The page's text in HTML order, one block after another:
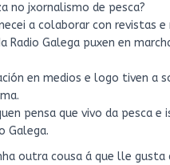
no jxornalismo de pesca?
a colaborar con revistas
Radio Galega puxen en
en medios e logo tiven a
pensa que vivo da pesca
Galega.
outra cousa á que lle